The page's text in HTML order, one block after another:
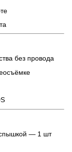
без провода
— 1 шт